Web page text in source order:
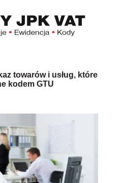
towarów i usług, które
kodem GTU